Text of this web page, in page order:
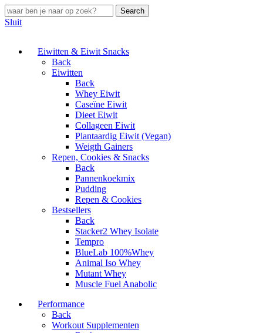
Search
Sluit
Eiwitten & Eiwit Snacks
Back
Eiwitten
Back
Whey Eiwit
Caseïne Eiwit
Dieet Eiwit
Collageen Eiwit
Plantaardig Eiwit (Vegan)
Weigth Gainers
Repen, Cookies & Snacks
Back
Pannenkoekmix
Pudding
Repen & Cookies
Bestsellers
Back
Stacker2 Whey Isolate
Tempro
BlueLab 100%Whey
Animal Iso Whey
Mutant Whey
Muscle Fuel Anabolic
Performance
Back
Workout Supplementen